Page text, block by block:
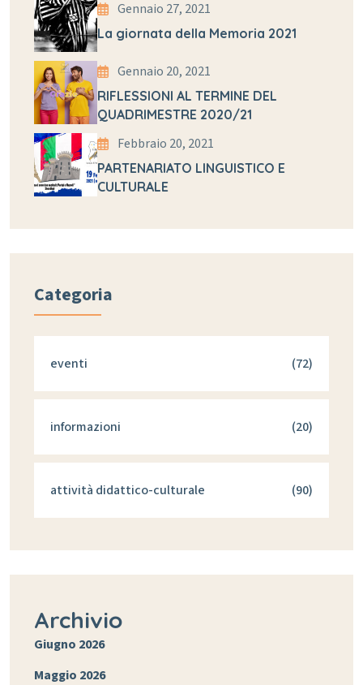
Gennaio 27, 2021
La giornata della Memoria 2021
Gennaio 20, 2021
RIFLESSIONI AL TERMINE DEL
QUADRIMESTRE 2020/21
Febbraio 20, 2021
PARTENARIATO LINGUISTICO E
CULTURALE
Categoria
eventi (72)
informazioni (20)
attività didattico-culturale (90)
Archivio
Giugno 2026
Maggio 2026